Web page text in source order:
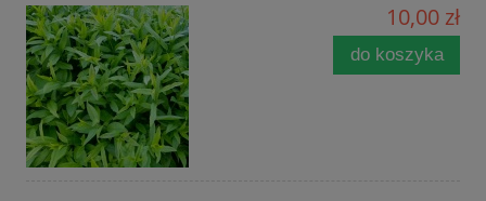
10,00 zł
do koszyka